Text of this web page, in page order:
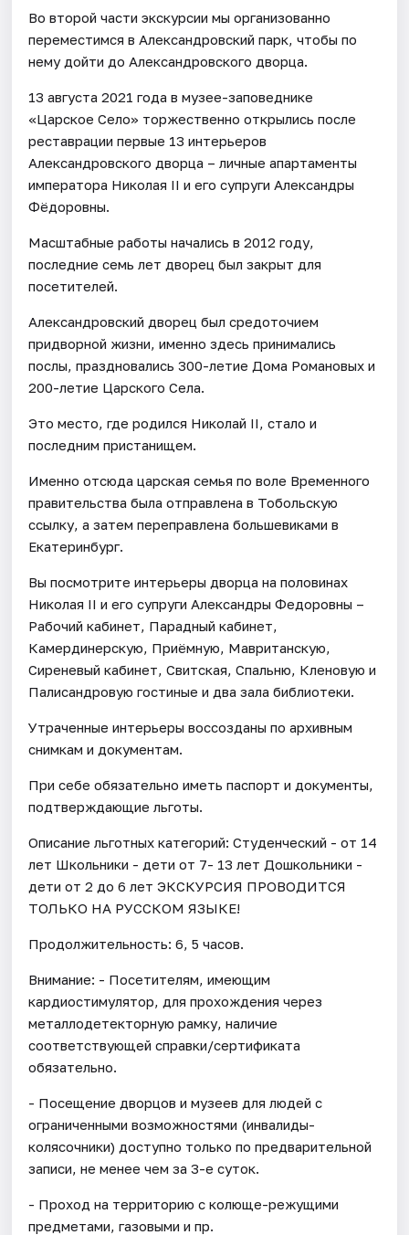
Во второй части экскурсии мы организованно
переместимся в Александровский парк, чтобы по
нему дойти до Александровского дворца.
13 августа 2021 года в музее-заповеднике
«Царское Село» торжественно открылись после
реставрации первые 13 интерьеров
Александровского дворца – личные апартаменты
императора Николая II и его супруги Александры
Фёдоровны.
Масштабные работы начались в 2012 году,
последние семь лет дворец был закрыт для
посетителей.
Александровский дворец был средоточием
придворной жизни, именно здесь принимались
послы, праздновались 300-летие Дома Романовых и
200-летие Царского Села.
Это место, где родился Николай II, стало и
последним пристанищем.
Именно отсюда царская семья по воле Временного
правительства была отправлена в Тобольскую
ссылку, а затем переправлена большевиками в
Екатеринбург.
Вы посмотрите интерьеры дворца на половинах
Николая II и его супруги Александры Федоровны –
Рабочий кабинет, Парадный кабинет,
Камердинерскую, Приёмную, Мавританскую,
Сиреневый кабинет, Свитская, Спальню, Кленовую и
Палисандровую гостиные и два зала библиотеки.
Утраченные интерьеры воссозданы по архивным
снимкам и документам.
При себе обязательно иметь паспорт и документы,
подтверждающие льготы.
Описание льготных категорий: Студенческий - от 14
лет Школьники - дети от 7- 13 лет Дошкольники -
дети от 2 до 6 лет ЭКСКУРСИЯ ПРОВОДИТСЯ
ТОЛЬКО НА РУССКОМ ЯЗЫКЕ!
Продолжительность: 6, 5 часов.
Внимание: - Посетителям, имеющим
кардиостимулятор, для прохождения через
металлодетекторную рамку, наличие
соответствующей справки/сертификата
обязательно.
- Посещение дворцов и музеев для людей с
ограниченными возможностями (инвалиды-
колясочники) доступно только по предварительной
записи, не менее чем за 3-е суток.
- Проход на территорию с колюще-режущими
предметами, газовыми и пр.